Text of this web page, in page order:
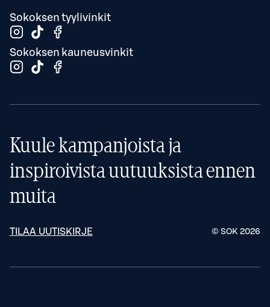
Sokoksen tyylivinkit
Sokoksen kauneusvinkit
Kuule kampanjoista ja
inspiroivista uutuuksista ennen
muita
TILAA UUTISKIRJE © SOK 2026